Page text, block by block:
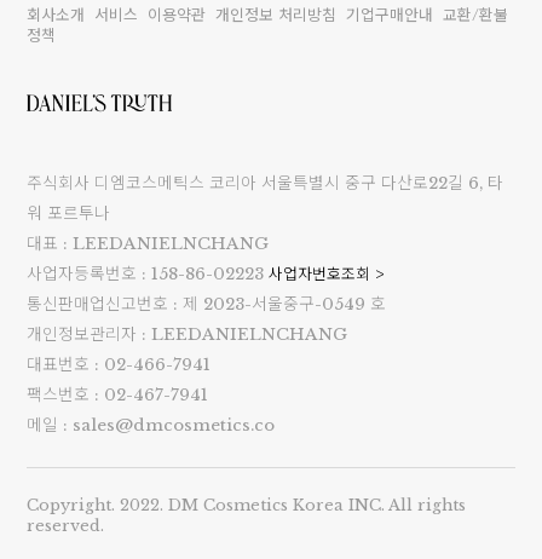
회사소개 서비스 이용약관 개인정보 처리방침 기업구매안내
교환/환불
정책
주식회사 디엠코스메틱스 코리아 서울특별시 중구 다산로22길 6, 타
워 포르투나
대표 : LEEDANIELNCHANG
사업자등록번호 : 158-86-02223 사업자번호조회 >
통신판매업신고번호 : 제 2023-서울중구-0549 호
개인정보관리자 : LEEDANIELNCHANG
대표번호 : 02-466-7941
팩스번호 : 02-467-7941
메일 : sales@dmcosmetics.co
Copyright. 2022. DM Cosmetics Korea INC. All rights
reserved.